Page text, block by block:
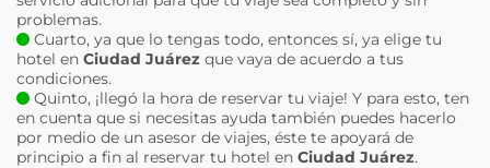
problemas.
Cuarto, ya que lo tengas todo, entonces sí, ya elige tu
hotel en Ciudad Juárez que vaya de acuerdo a tus
condiciones.
Quinto, ¡llegó la hora de reservar tu viaje! Y para esto, ten
en cuenta que si necesitas ayuda también puedes hacerlo
por medio de un asesor de viajes, éste te apoyará de
principio a fin al reservar tu hotel en Ciudad Juárez.